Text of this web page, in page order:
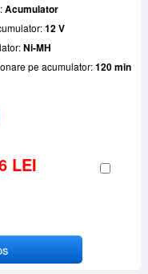
Acumulator
12 V
Ni-MH
pe acumulator:120 min
LEI